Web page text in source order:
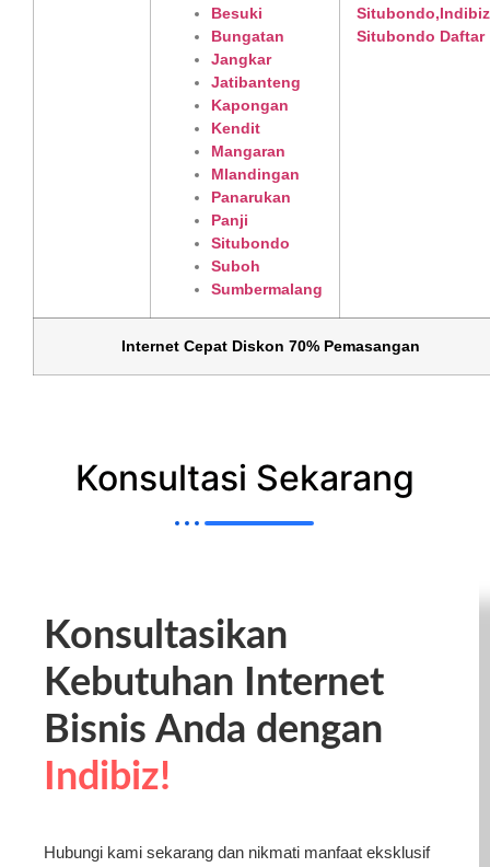
Besuki
Bungatan
Jangkar
Jatibanteng
Kapongan
Kendit
Mangaran
Mlandingan
Panarukan
Panji
Situbondo
Suboh
Sumbermalang
Internet Cepat Diskon 70% Pemasangan
Konsultasi Sekarang
Konsultasikan
Kebutuhan Internet
Bisnis Anda dengan
Indibiz!
Hubungi kami sekarang dan nikmati manfaat eksklusif